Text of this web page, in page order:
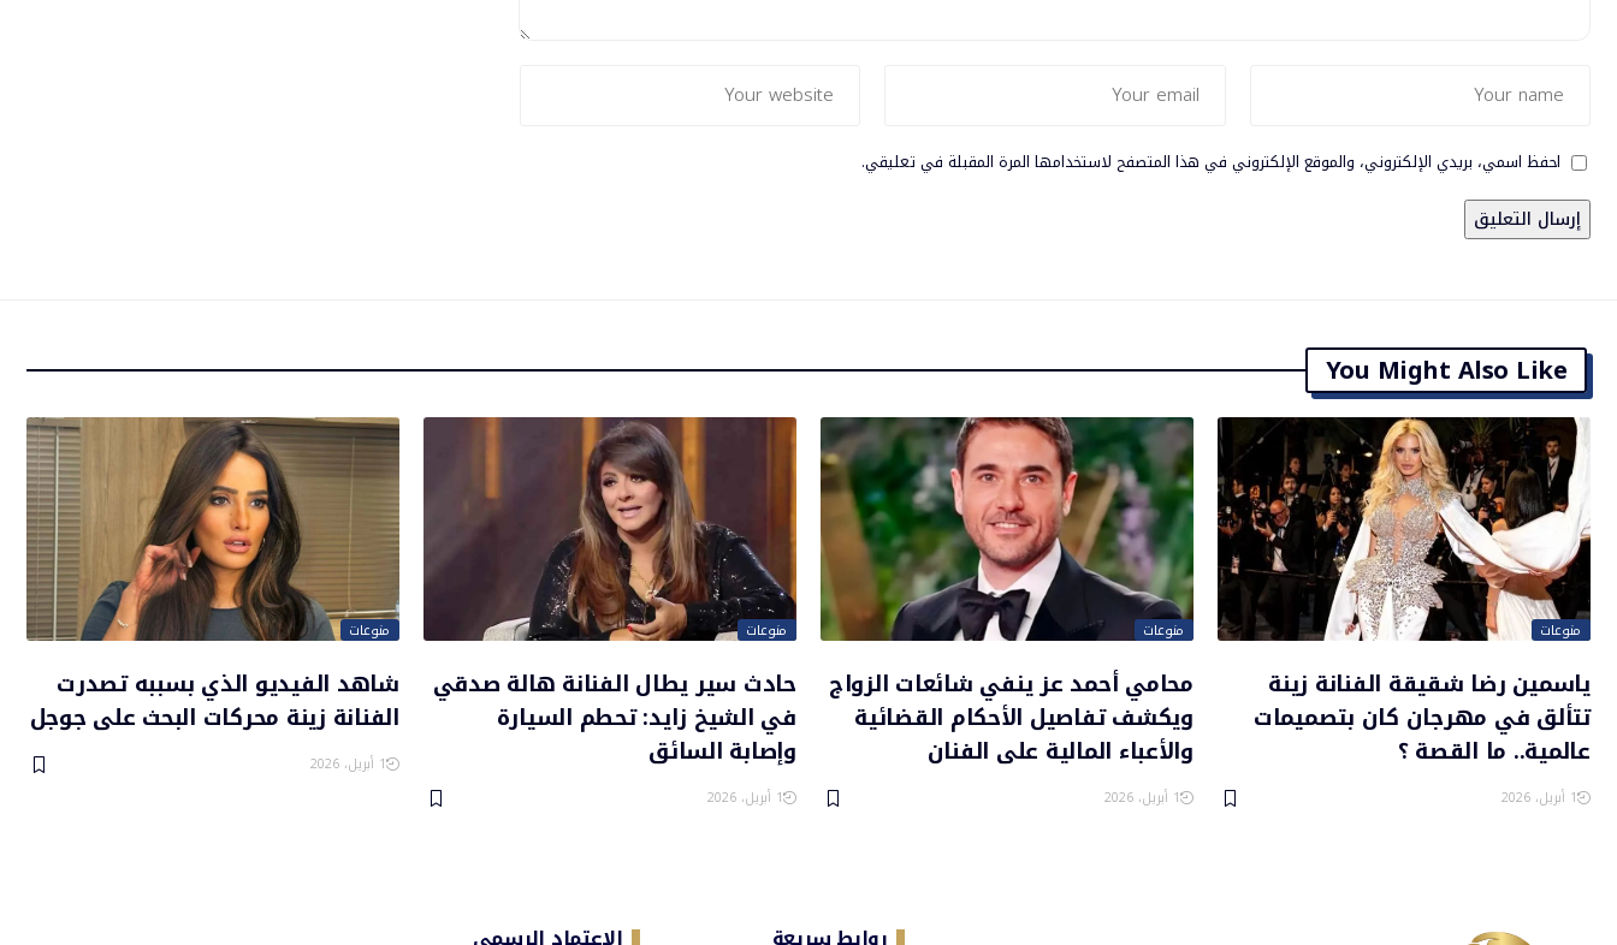
احفظ اسمي، بريدي الإلكتروني، والموقع الإلكتروني في هذا المتصفح لاستخدامها المرة المقبلة في تعليقي.
You Might Also Like
منوعات
ياسمين رضا شقيقة الفنانة زينة
تتألق في مهرجان كان بتصميمات
عالمية.. ما القصة ؟
1 أبريل، 2026
منوعات
محامي أحمد عز ينفي شائعات الزواج
ويكشف تفاصيل الأحكام القضائية
والأعباء المالية على الفنان
1 أبريل، 2026
منوعات
حادث سير يطال الفنانة هالة صدقي
في الشيخ زايد: تحطم السيارة
وإصابة السائق
1 أبريل، 2026
منوعات
شاهد الفيديو الذي بسببه تصدرت
الفنانة زينة محركات البحث على جوجل
1 أبريل، 2026